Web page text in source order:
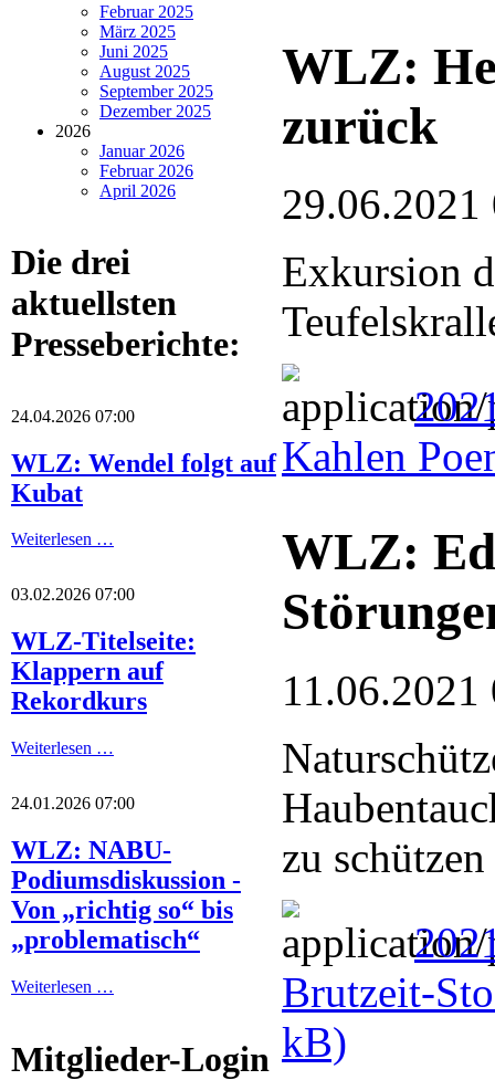
Februar 2025
März 2025
Juni 2025
August 2025
September 2025
Dezember 2025
2026
Januar 2026
Februar 2026
April 2026
Die drei
aktuellsten
Presseberichte:
24.04.2026 07:00
WLZ: Wendel folgt auf
Kubat
Weiterlesen …
03.02.2026 07:00
WLZ-Titelseite:
Klappern auf
Rekordkurs
Weiterlesen …
24.01.2026 07:00
WLZ: NABU-
Podiumsdiskussion -
Von „richtig so“ bis
„problematisch“
Weiterlesen …
Mitglieder-Login
WLZ:
zurück
29.06.2021
Exkursion
Kahlen
WLZ:
11.06.2021
zu schützen
Brutzeit-
kB)